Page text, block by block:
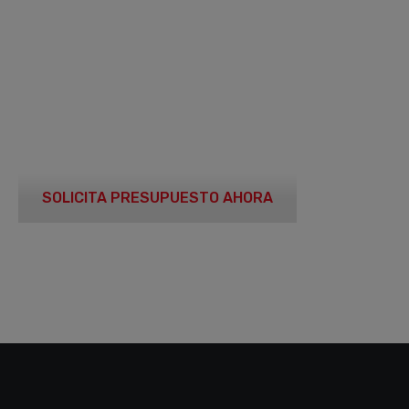
SOLICITA PRESUPUESTO AHORA